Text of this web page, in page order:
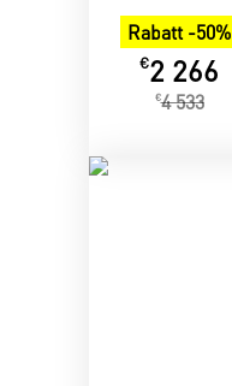
Rabatt -50%
€2 266
€4 533